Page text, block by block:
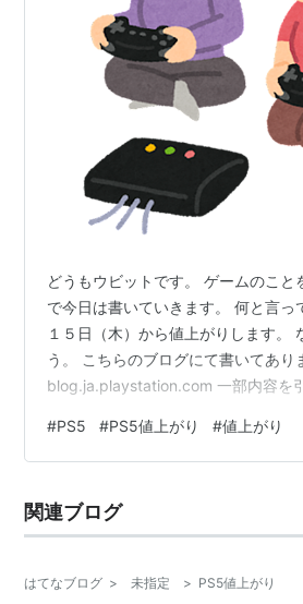
どうもウビットです。 ゲームのこと
で今日は書いていきます。 何と言っ
１５日（木）から値上がりします。
う。 こちらのブログにて書いてあり
blog.ja.playstation.com 一部内容を
り、即時適用となります。(＊1) 日本
(木)より改定) PS5(Ultra HD Blu-ray
49,478円(税込) 欧州 PS5(Ultra HD
#PS5 #PS5値上がり #値上がり
関連ブログ
はてなブログ > 未指定 > PS5値上がり